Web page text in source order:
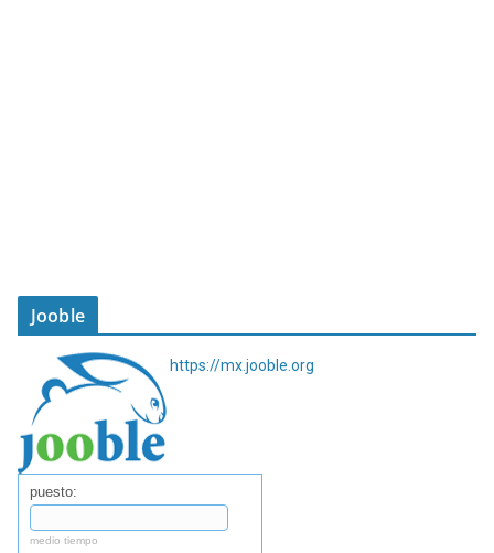
Jooble
https://mx.jooble.org
puesto:
medio tiempo